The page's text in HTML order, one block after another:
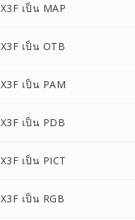
X3F เป็น MAP
X3F เป็น OTB
X3F เป็น PAM
X3F เป็น PDB
X3F เป็น PICT
X3F เป็น RGB